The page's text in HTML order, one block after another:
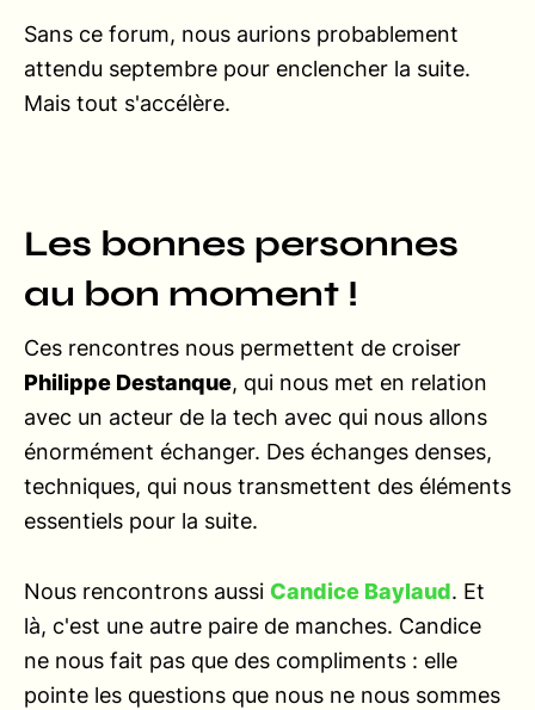
Sans ce forum, nous aurions probablement
attendu septembre pour enclencher la suite.
Mais tout s'accélère.
Les bonnes personnes
au bon moment !
Ces rencontres nous permettent de croiser
Philippe Destanque, qui nous met en relation
avec un acteur de la tech avec qui nous allons
énormément échanger. Des échanges denses,
techniques, qui nous transmettent des éléments
essentiels pour la suite.
Nous rencontrons aussi Candice Baylaud. Et
là, c'est une autre paire de manches. Candice
ne nous fait pas que des compliments : elle
pointe les questions que nous ne nous sommes